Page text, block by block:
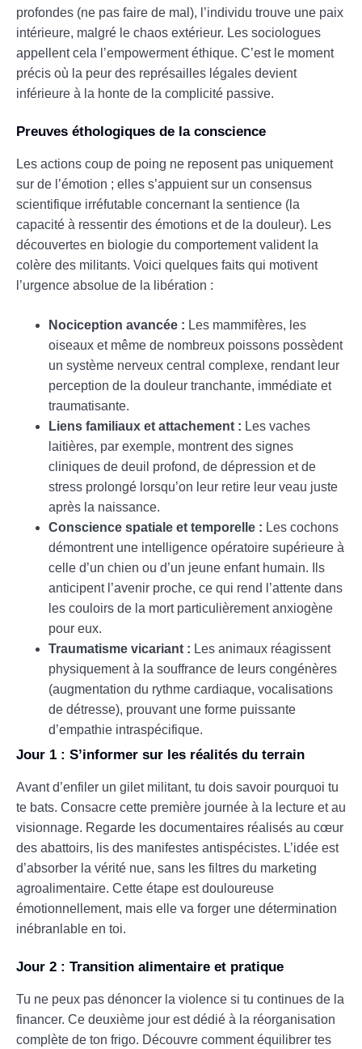
profondes (ne pas faire de mal), l’individu trouve une paix
intérieure, malgré le chaos extérieur. Les sociologues
appellent cela l’empowerment éthique. C’est le moment
précis où la peur des représailles légales devient
inférieure à la honte de la complicité passive.
Preuves éthologiques de la conscience
Les actions coup de poing ne reposent pas uniquement
sur de l’émotion ; elles s’appuient sur un consensus
scientifique irréfutable concernant la sentience (la
capacité à ressentir des émotions et de la douleur). Les
découvertes en biologie du comportement valident la
colère des militants. Voici quelques faits qui motivent
l’urgence absolue de la libération :
Nociception avancée : Les mammifères, les
oiseaux et même de nombreux poissons possèdent
un système nerveux central complexe, rendant leur
perception de la douleur tranchante, immédiate et
traumatisante.
Liens familiaux et attachement : Les vaches
laitières, par exemple, montrent des signes
cliniques de deuil profond, de dépression et de
stress prolongé lorsqu’on leur retire leur veau juste
après la naissance.
Conscience spatiale et temporelle : Les cochons
démontrent une intelligence opératoire supérieure à
celle d’un chien ou d’un jeune enfant humain. Ils
anticipent l’avenir proche, ce qui rend l’attente dans
les couloirs de la mort particulièrement anxiogène
pour eux.
Traumatisme vicariant : Les animaux réagissent
physiquement à la souffrance de leurs congénères
(augmentation du rythme cardiaque, vocalisations
de détresse), prouvant une forme puissante
d’empathie intraspécifique.
Jour 1 : S’informer sur les réalités du terrain
Avant d’enfiler un gilet militant, tu dois savoir pourquoi tu
te bats. Consacre cette première journée à la lecture et au
visionnage. Regarde les documentaires réalisés au cœur
des abattoirs, lis des manifestes antispécistes. L’idée est
d’absorber la vérité nue, sans les filtres du marketing
agroalimentaire. Cette étape est douloureuse
émotionnellement, mais elle va forger une détermination
inébranlable en toi.
Jour 2 : Transition alimentaire et pratique
Tu ne peux pas dénoncer la violence si tu continues de la
financer. Ce deuxième jour est dédié à la réorganisation
complète de ton frigo. Découvre comment équilibrer tes